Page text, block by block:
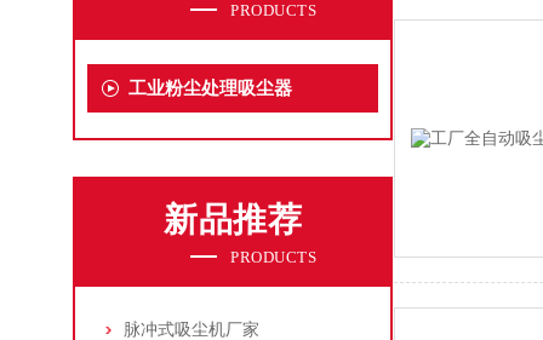
PRODUCTS
工业粉尘处理吸尘器
新品推荐
PRODUCTS
脉冲式吸尘机厂家